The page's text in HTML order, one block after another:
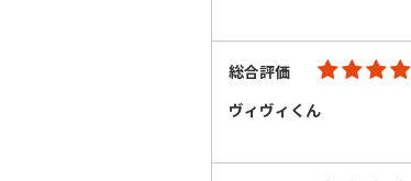
総合評価
ヴィヴィくん